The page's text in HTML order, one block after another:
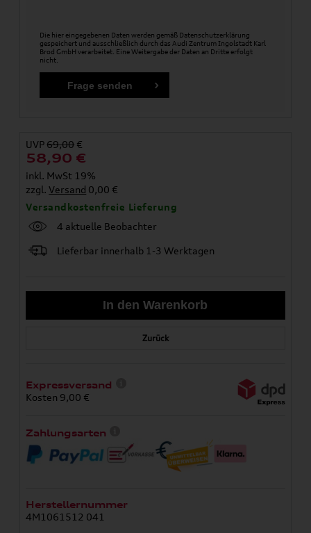
Die hier eingegebenen Daten werden gemäß Datenschutzerklärung
gespeichert und ausschließlich durch das Audi Zentrum Ingolstadt Karl
Brod GmbH verarbeitet. Eine Weitergabe der Daten an Dritte erfolgt
nicht.
UVP69,00 €
58,90 €
inkl. MwSt 19%
zzgl.Versand 0,00 €
Versandkostenfreie Lieferung
4 aktuelle Beobachter
Lieferbar innerhalb 1-3 Werktagen
Zurück
Expressversand
Kosten 9,00 €
Zahlungsarten
Herstellernummer
4M1061512 041